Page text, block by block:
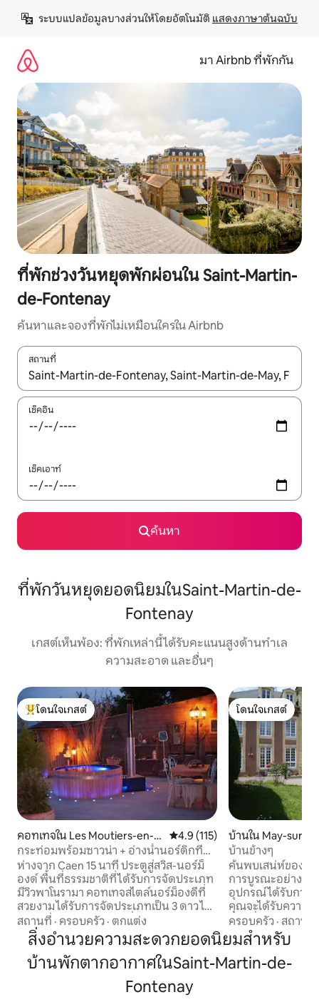
เนื้อหา
ระบบแปลข้อมูลบางส่วนให้โดยอัตโนมัติ แสดงภาษาต้นฉบับ
มา Airbnb ที่พักกัน
ที่พักช่วงวันหยุดพักผ่อนใน Saint-Martin-
de-Fontenay
ค้นหาและจองที่พักไม่เหมือนใครใน Airbnb
สถานที่
ใช้ลูกศรขึ้นลง หรือใช้การสัมผัสหรือปัด เพื่อสำรวจผลการค้นหา
เช็คอิน
เช็คเอาท์
ค้นหา
ที่พักวันหยุดยอดนิยมในSaint-Martin-de-
Fontenay
เกสต์เห็นพ้อง: ที่พักเหล่านี้ได้รับคะแนนสูงด้านทำเล
ความสะอาด และอื่นๆ
โดนใจเกสต์ที่สุด
โดนใจเกสต์
คอทเทจใน Les Moutiers-en-Ci
nglais
คะแนนเฉลี่ย 4.9 จาก 5, 115 รีวิว
4.9 (115)
กระท่อมพร้อมซาวน่า + อ่างน้ำนอร์ดิกที่
มองค์กว้าง
ห่างจาก Caen 15 นาที ประตูสู่สวิส-นอร์ม็
องด์ พื้นที่ธรรมชาติที่ได้รับการจัดประเภท
มีวิวพาโนรามา คอทเทจสไตล์นอร์ม็องดีที่
สวยงาม ได้รับการจัดประเภทเป็น 3 ดาว ได้
รับการปรับปรุงใหม่ (มีเครื่องปรับอากาศ)
ซาวน่าและอ่างน้ำนอร์ดิกกลางแจ้ง (365
วัน/ปี) หันหน้าไปทางตะวันตกเฉียงใต้ มี
พระอาทิตย์ตกที่น่าจดจำ วิวทุ่งของฉันที่อยู่
ตรงข้ามพร้อมแพะของฉัน มีเส้นทางเดินป่า
GR36 (หน้าบ้าน) เส้นทางจักรยานภูเขา เส้น
สถานที่ · ครอบครัว · ตกแต่ง
โดนใจเกสต์
โดนใจเกสต์
บ้านใน May-sur-
บ้านข้างๆ
ค้นพบเสน่ห์ของบ้
การบูรณะอย่างเต็
อุปกรณ์ได้รับการอ
คุณจะได้รับความส
บ้านที่อยู่ติดกันตั้ง
คุณค้นพบความอุด
ดี: ขอนแก่น 10 กม.
จอดห่างออกไป 30
เวลา 1.5 ชั่วโมง ธ
ครอบครัว · สถานที่
สิ่งอำนวยความสะดวกยอดนิยมสำหรับ
บ้านพักตากอากาศในSaint-Martin-de-
Fontenay